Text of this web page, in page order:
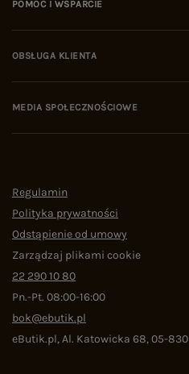
POMOC I WSPARCIE
OBSŁUGA KLIENTA
MEDIA SPOŁECZNOŚCIOWE
Regulamin
Polityka prywatności
Odstąpienie od umowy
Zarządzaj plikami cookie
22 290 10 80
Pn.-Pt. 08:00-16:00
bok@ebutik.pl
eButik.pl,Al. Katowicka 68,05-830